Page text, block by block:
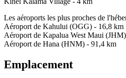
Les aéroports les plus proches de
Aéroport de Kahului (OGG) - 16,8 km
Aéroport de Kapalua West Maui
Aéroport de Hana (HNM) - 91,4 km
Emplacement